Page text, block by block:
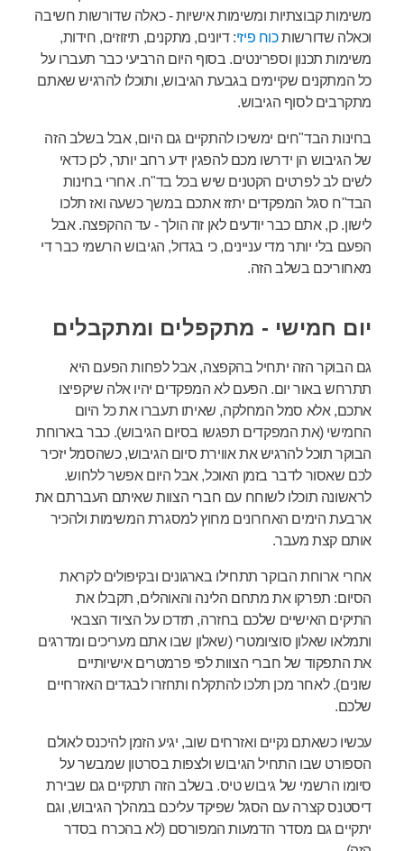
משימות קבוצתיות ומשימות אישיות - כאלה שדורשות חשיבה
וכאלה שדורשותכוח פיזי: דיונים, מתקנים, תיזוזים, חידות,
משימות תכנון וספרינטים. בסוף היום הרביעי כבר תעברו על
כל המתקנים שקיימים בגבעת הגיבוש, ותוכלו להרגיש שאתם
מתקרבים לסוף הגיבוש.
בחינות הבד"חים ימשיכו להתקיים גם היום, אבל בשלב הזה
של הגיבוש הן ידרשו מכם להפגין ידע רחב יותר, לכן כדאי
לשים לב לפרטים הקטנים שיש בכל בד"ח. אחרי בחינות
הבד"ח סגל המפקדים יתזז אתכם במשך כשעה ואז תלכו
לישון. כן, אתם כבר יודעים לאן זה הולך - עד ההקפצה. אבל
הפעם בלי יותר מדי עניינים, כי בגדול, הגיבוש הרשמי כבר די
מאחוריכם בשלב הזה.
יום חמישי - מתקפלים ומתקבלים
גם הבוקר הזה יתחיל בהקפצה, אבל לפחות הפעם היא
תתרחש באור יום. הפעם לא המפקדים יהיו אלה שיקפיצו
אתכם, אלא סמל המחלקה, שאיתו תעברו את כל היום
החמישי (את המפקדים תפגשו בסיום הגיבוש). כבר בארוחת
הבוקר תוכל להרגיש את אווירת סיום הגיבוש, כשהסמל יזכיר
לכם שאסור לדבר בזמן האוכל, אבל היום אפשר ללחוש.
לראשונה תוכלו לשוחח עם חברי הצוות שאיתם העברתם את
ארבעת הימים האחרונים מחוץ למסגרת המשימות ולהכיר
אותם קצת מעבר.
אחרי ארוחת הבוקר תתחילו בארגונים ובקיפולים לקראת
הסיום: תפרקו את מתחם הלינה והאוהלים, תקבלו את
התיקים האישיים שלכם בחזרה, תזדכו על הציוד הצבאי
ותמלאו שאלון סוציומטרי (שאלון שבו אתם מעריכים ומדרגים
את התפקוד של חברי הצוות לפי פרמטרים אישיותיים
שונים). לאחר מכן תלכו להתקלח ותחזרו לבגדים האזרחיים
שלכם.
עכשיו כשאתם נקיים ואזרחים שוב, יגיע הזמן להיכנס לאולם
הספורט שבו התחיל הגיבוש ולצפות בסרטון שמבשר על
סיומו הרשמי של גיבוש טיס. בשלב הזה תתקיים גם שבירת
דיסטנס קצרה עם הסגל שפיקד עליכם במהלך הגיבוש, וגם
יתקיים גם מסדר הדמעות המפורסם (לא בהכרח בסדר